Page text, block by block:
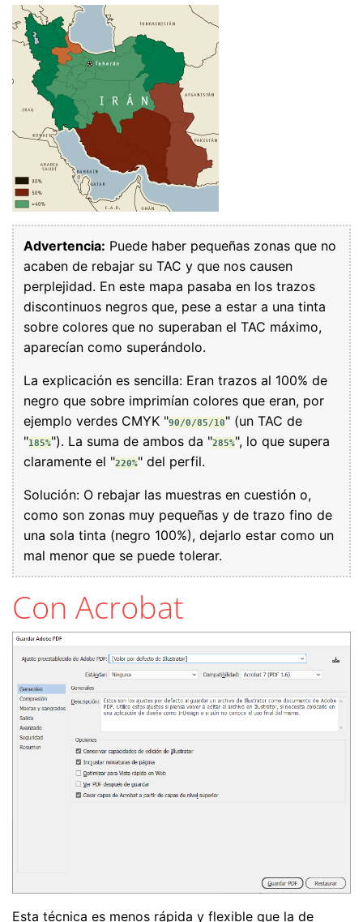
Advertencia: Puede haber pequeñas zonas que no
acaben de rebajar su TAC y que nos causen
perplejidad. En este mapa pasaba en los trazos
discontinuos negros que, pese a estar a una tinta
sobre colores que no superaban el TAC máximo,
aparecían como superándolo.
La explicación es sencilla: Eran trazos al 100% de
negro que sobre imprimían colores que eran, por
ejemplo verdes CMYK "90/0/85/10" (un TAC de
"185%"). La suma de ambos da "285%", lo que supera
claramente el "220%" del perfil.
Solución: O rebajar las muestras en cuestión o,
como son zonas muy pequeñas y de trazo fino de
una sola tinta (negro 100%), dejarlo estar como un
mal menor que se puede tolerar.
Con Acrobat
Esta técnica es menos rápida y flexible que la de